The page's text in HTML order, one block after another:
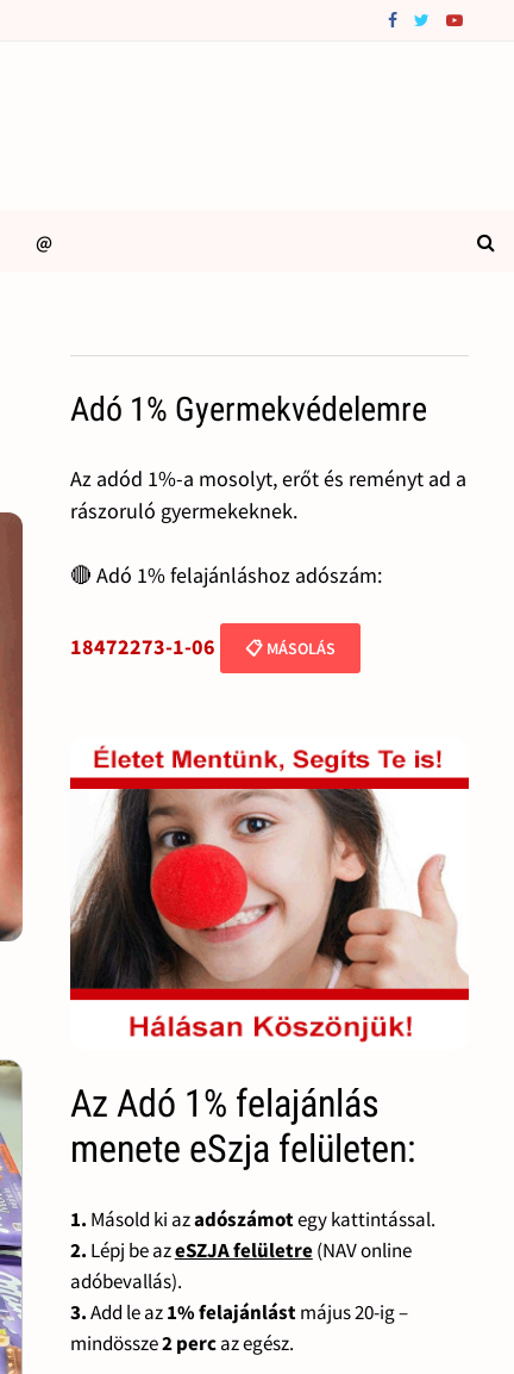
@
Adó 1% Gyermekvédelemre
Az adód 1%-a mosolyt, erőt és reményt ad a
rászoruló gyermekeknek.
🔴 Adó 1% felajánláshoz adószám:
18472273-1-06 📋 MÁSOLÁS
Az Adó 1% felajánlás
menete eSzja felületen:
1. Másold ki azadószámotegy kattintással.
2. Lépj be azeSZJA felületre(NAV online
adóbevallás).
3.Add le az1% felajánlástmájus 20-ig –
mindössze2 percaz egész.